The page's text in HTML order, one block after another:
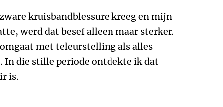
kruisbandblessure kreeg en mijn
werd dat besef alleen maar sterker.
met teleurstelling als alles
die stille periode ontdekte ik dat
is.